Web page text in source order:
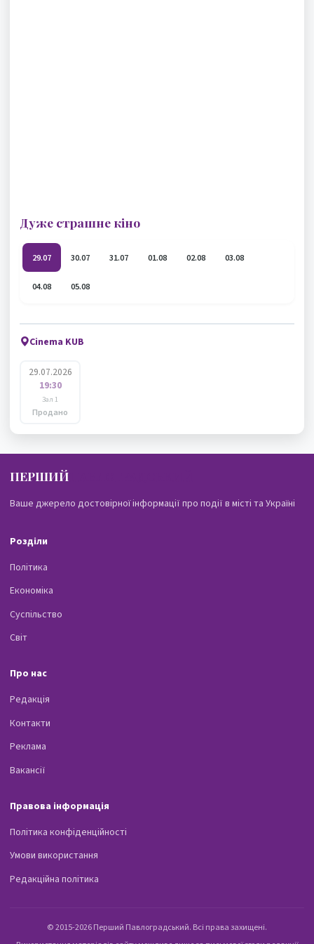
Дуже страшне кіно
29.07 30.07 31.07 01.08 02.08 03.08
04.08 05.08
Cinema KUB
29.07.2026
19:30
Зал 1
Продано
ПЕРШИЙ
Ваше джерело достовірної інформації про події в місті та Україні
Розділи
Політика
Економіка
Суспільство
Світ
Про нас
Редакція
Контакти
Реклама
Вакансії
Правова інформація
Політика конфіденційності
Умови використання
Редакційна політика
© 2015-2026 Перший Павлоградський. Всі права захищені.